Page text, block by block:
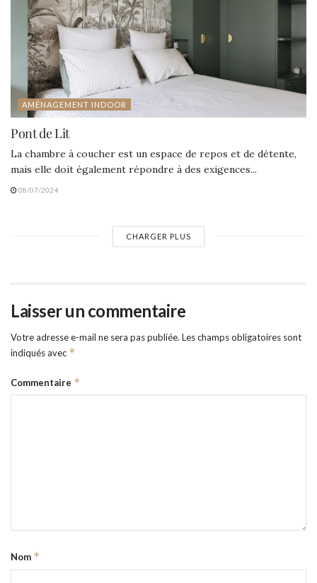
AMÉNAGEMENT INDOOR
Pont de Lit
La chambre à coucher est un espace de repos et de détente,
mais elle doit également répondre à des exigences...
08/07/2024
CHARGER PLUS
Laisser un commentaire
Votre adresse e-mail ne sera pas publiée. Les champs obligatoires sont
indiqués avec *
Commentaire *
Nom *